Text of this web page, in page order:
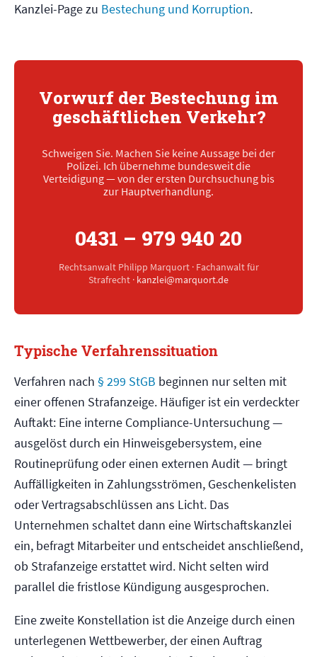
Kanzlei-Page zu Bestechung und Korruption.
Vorwurf der Bestechung im
geschäftlichen Verkehr?
Schweigen Sie. Machen Sie keine Aussage bei der
Polizei. Ich übernehme bundesweit die
Verteidigung — von der ersten Durchsuchung bis
zur Hauptverhandlung.
0431 – 979 940 20
Rechtsanwalt Philipp Marquort · Fachanwalt für
Strafrecht · kanzlei@marquort.de
Typische Verfahrenssituation
Verfahren nach § 299 StGB beginnen nur selten mit
einer offenen Strafanzeige. Häufiger ist ein verdeckter
Auftakt: Eine interne Compliance-Untersuchung —
ausgelöst durch ein Hinweisgebersystem, eine
Routineprüfung oder einen externen Audit — bringt
Auffälligkeiten in Zahlungsströmen, Geschenkelisten
oder Vertragsabschlüssen ans Licht. Das
Unternehmen schaltet dann eine Wirtschaftskanzlei
ein, befragt Mitarbeiter und entscheidet anschließend,
ob Strafanzeige erstattet wird. Nicht selten wird
parallel die fristlose Kündigung ausgesprochen.
Eine zweite Konstellation ist die Anzeige durch einen
unterlegenen Wettbewerber, der einen Auftrag